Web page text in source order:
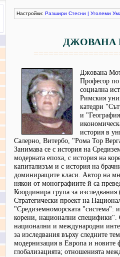
Настройки: Разшири Стесни | Уголеми
ДЖОВАНА
Джована
Професор
социална
Римския
катедри
и
история в
Салерно, Витербо, "Рома Тор
Занимава се с история на
модерната епоха, с история на
капитализъм и с история на
доминиращите класи. Автор на
някои от монографиите й са
Координира група за
Стратегически проект на
"Средиземноморската "система":
корени, национални специфики".
национални и международни
за изследвания върху следните
модернизация в Европа и новите
глобализацията; отношенията